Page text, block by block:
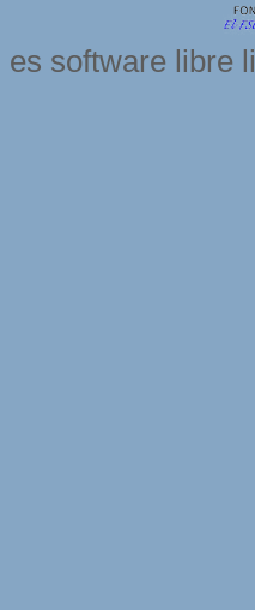
es software libre